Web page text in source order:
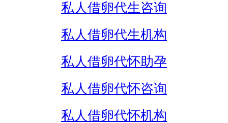
私人借卵代生咨询
私人借卵代生机构
私人借卵代怀助孕
私人借卵代怀咨询
私人借卵代怀机构